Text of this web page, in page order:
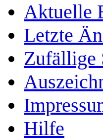
Aktuelle
Letzte
Zufällige
Hilfe